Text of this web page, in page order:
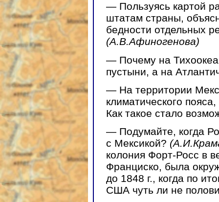
— Пользуясь картой
штатам страны,
бедности отдельных
(А.В.Афиногенова)
— Почему на
пустыни, а на
— На территории
климатического
Как такое стало
— Подумайте, когда
с Мексикой?
колония Форт-Росс в
Франциско, была
до 1848 г., когда по
США чуть ли не